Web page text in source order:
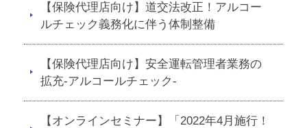
【保険代理店向け】道交法改正！アルコー
ルチェック義務化に伴う体制整備
【保険代理店向け】安全運転管理者業務の
拡充-アルコールチェック-
【オンラインセミナー】「2022年4月施行！